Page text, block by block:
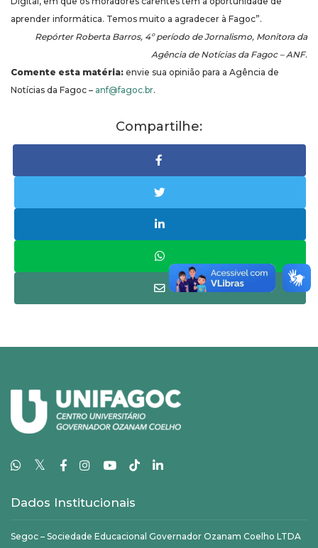
aprender informática. Temos muito a agradecer à Fagoc”.
Repórter Roberta Barros, 4º período de Jornalismo, Monitora da
Agência de Notícias da Fagoc – ANF.
Comente esta matéria: envie sua opinião para a Agência de
Notícias da Fagoc – anf@fagoc.br.
Compartilhe:
𝕏
Dados Institucionais
Segoc – Sociedade Educacional Governador Ozanam Coelho LTDA